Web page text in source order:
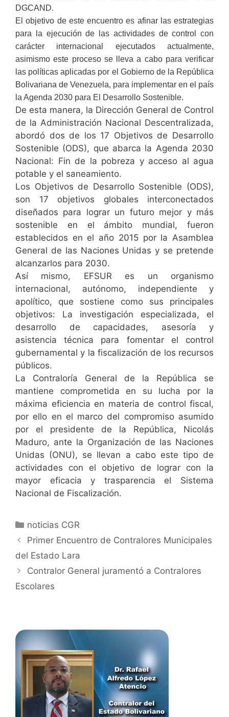
DGCAND.
El objetivo de este encuentro es afinar las estrategias
para la ejecución de las actividades de control con
carácter internacional ejecutados actualmente,
asimismo este proceso se lleva a cabo para verificar
las políticas aplicadas por el Gobierno de la República
Bolivariana de Venezuela, para implementar en el país
la Agenda 2030 para El Desarrollo Sostenible.
De esta manera, la Dirección General de Control
de la Administración Nacional Descentralizada,
abordó dos de los 17 Objetivos de Desarrollo
Sostenible (ODS), que abarca la Agenda 2030
Nacional: Fin de la pobreza y acceso al agua
potable y el saneamiento.
Los Objetivos de Desarrollo Sostenible (ODS),
son 17 objetivos globales interconectados
diseñados para lograr un futuro mejor y más
sostenible en el ámbito mundial, fueron
establecidos en el año 2015 por la Asamblea
General de las Naciones Unidas y se pretende
alcanzarlos para 2030.
Así mismo, EFSUR es un organismo
internacional, autónomo, independiente y
apolítico, que sostiene como sus principales
objetivos: La investigación especializada, el
desarrollo de capacidades, asesoría y
asistencia técnica para fomentar el control
gubernamental y la fiscalización de los recursos
públicos.
La Contraloría General de la República se
mantiene comprometida en su lucha por la
máxima eficiencia en materia de control fiscal,
por ello en el marco del compromiso asumido
por el presidente de la República, Nicolás
Maduro, ante la Organización de las Naciones
Unidas (ONU), se llevan a cabo este tipo de
actividades con el objetivo de lograr con la
mayor eficacia y trasparencia el Sistema
Nacional de Fiscalización.
noticias CGR
Primer Encuentro de Contralores Municipales
del Estado Lara
Contralor General juramentó a Contralores
Escolares